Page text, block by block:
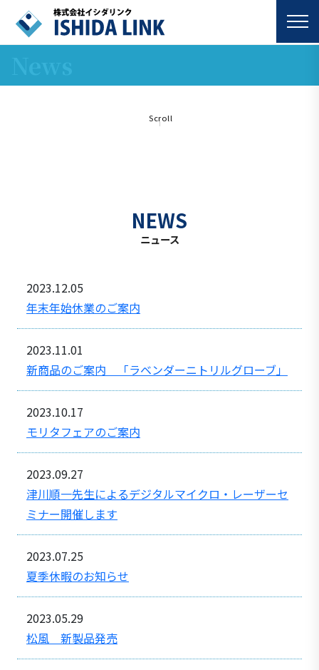
Scroll
NEWS
ニュース
2023.12.05
年末年始休業のご案内
2023.11.01
新商品のご案内 「ラベンダーニトリルグローブ」
2023.10.17
モリタフェアのご案内
2023.09.27
津川順一先生によるデジタルマイクロ・レーザーセ
ミナー開催します
2023.07.25
夏季休暇のお知らせ
2023.05.29
松風 新製品発売